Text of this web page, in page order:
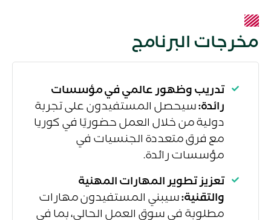
مخرجات البرنامج
تدريب وظهور عالمي في مؤسسات
رائدة: سيحصل المستفيدون على تجربة
دولية من خلال العمل حضوريًا في كوريا
مع فرق متعددة الجنسيات في
مؤسسات رائدة.
تعزيز تطوير المهارات المهنية
والتقنية: سيبني المستفيدون مهارات
مطلوبة في سوق العمل الحالي، بما في